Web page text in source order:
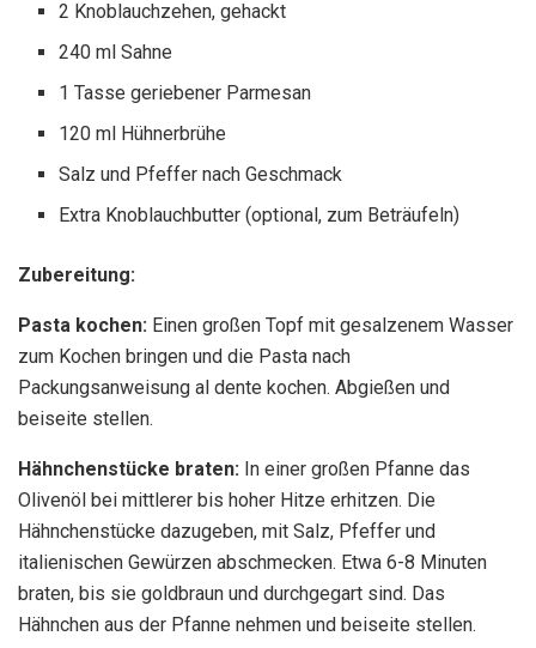
2 Knoblauchzehen, gehackt
240 ml Sahne
1 Tasse geriebener Parmesan
120 ml Hühnerbrühe
Salz und Pfeffer nach Geschmack
Extra Knoblauchbutter (optional, zum Beträufeln)
Zubereitung:
Pasta kochen: Einen großen Topf mit gesalzenem Wasser
zum Kochen bringen und die Pasta nach
Packungsanweisung al dente kochen. Abgießen und
beiseite stellen.
Hähnchenstücke braten: In einer großen Pfanne das
Olivenöl bei mittlerer bis hoher Hitze erhitzen. Die
Hähnchenstücke dazugeben, mit Salz, Pfeffer und
italienischen Gewürzen abschmecken. Etwa 6-8 Minuten
braten, bis sie goldbraun und durchgegart sind. Das
Hähnchen aus der Pfanne nehmen und beiseite stellen.